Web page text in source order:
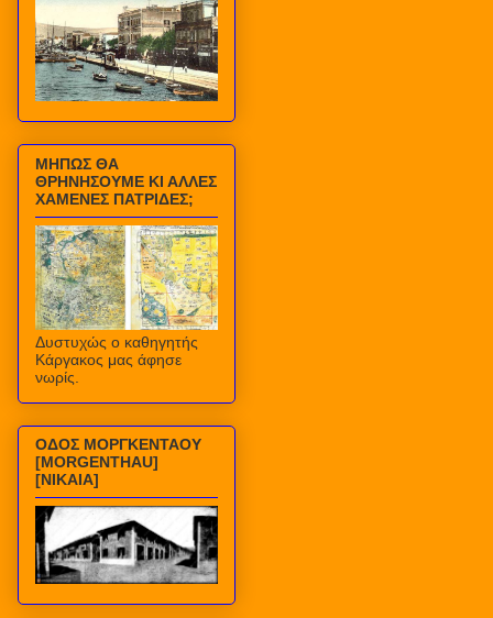
ΜΗΠΩΣ ΘΑ
ΘΡΗΝΗΣΟΥΜΕ ΚΙ ΑΛΛΕΣ
ΧΑΜΕΝΕΣ ΠΑΤΡΙΔΕΣ;
Δυστυχώς ο καθηγητής
Κάργακος μας άφησε
νωρίς.
ΟΔΟΣ ΜΟΡΓΚΕΝΤΑΟΥ
[MORGENTHAU]
[ΝΙΚΑΙΑ]